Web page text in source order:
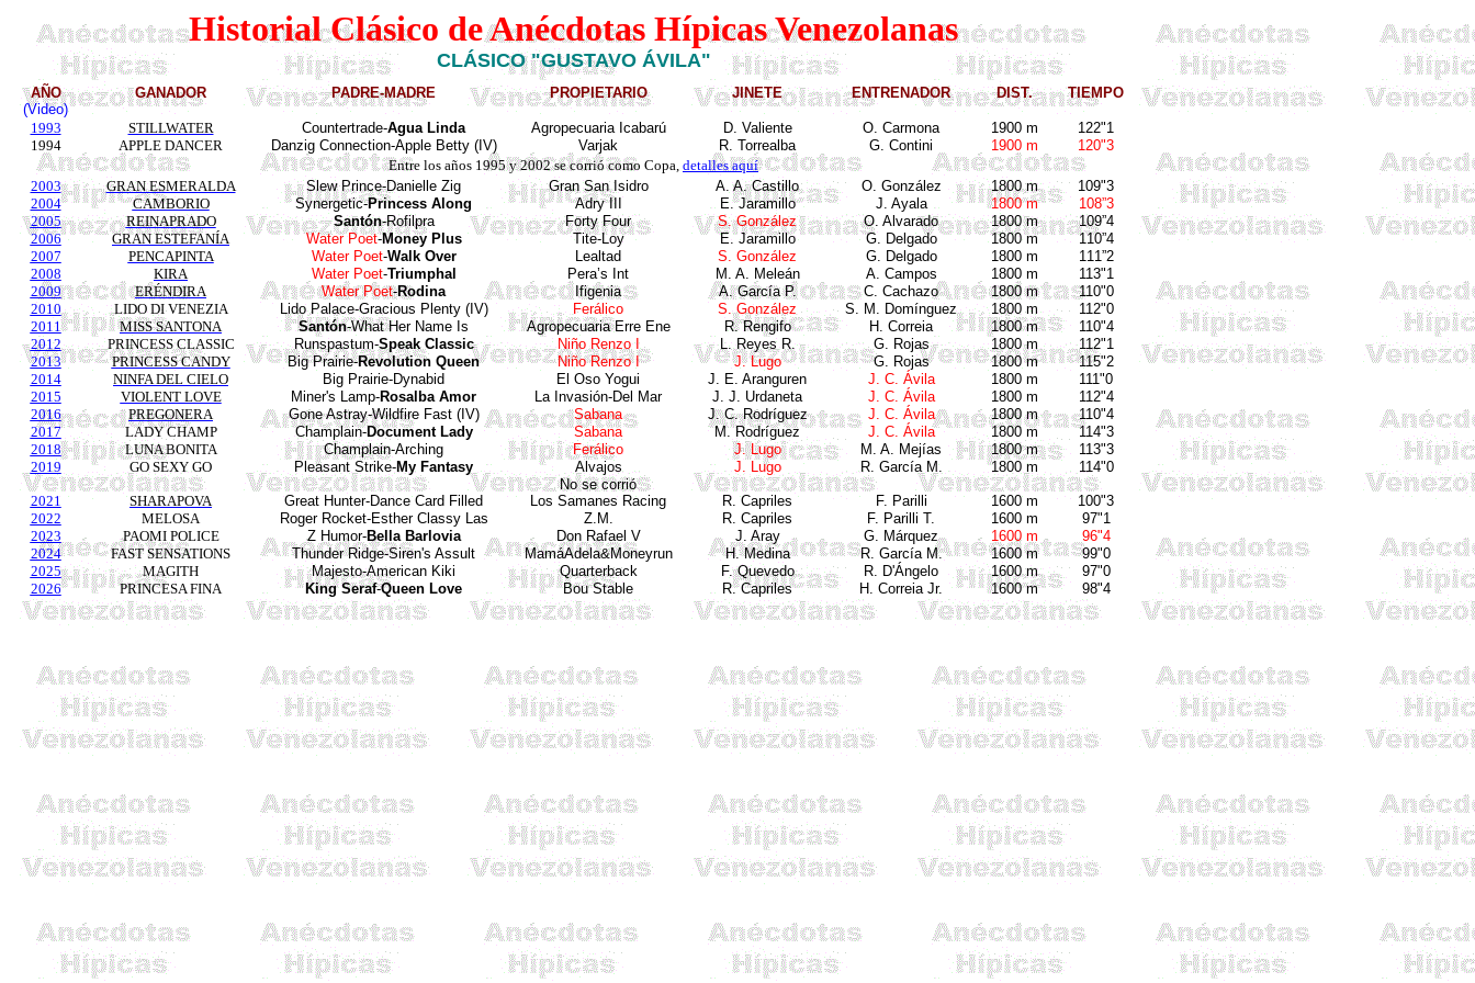
Historial Clásico de Anécdotas Hípicas Venezolanas
CLÁSICO "GUSTAVO ÁVILA"
AÑO
(Video)
GANADOR PADRE-MADRE PROPIETARIO JINETE ENTRENADOR DIST. TIEMPO
1993 STILLWATER Countertrade-Agua Linda Agropecuaria Icabarú D. Valiente O. Carmona 1900 m
122"1
1994
APPLE DANCER DanzigConnection-Apple Betty (IV) Varjak R. Torrealba G. Contini 1900 m
120"3
Entre los años 1995 y 2002 se corrió como Copa, detalles aquí
2003
GRAN ESMERALDA Slew Prince-Danielle Zig Gran San Isidro A. A. Castillo O. González 1800 m
109"3
2004
CAMBORIO Synergetic-Princess Along AdryIII E. Jaramillo J. Ayala 1800 m
108”3
2005
REINAPRADO Santón-Rofilpra Forty Four S. González O. Alvarado 1800 m
109”4
2006
GRAN ESTEFANÍA Water Poet-Money Plus Tite-Loy E. Jaramillo G. Delgado 1800 m
110”4
2007
PENCAPINTA Water Poet-Walk Over Lealtad S. González G. Delgado 1800 m
111”2
2008
KIRA Water Poet-Triumphal Pera’s Int M. A. Meleán A. Campos 1800 m
113"1
2009
ERÉNDIRA Water Poet-Rodina Ifigenia A.GarcíaP. C. Cachazo 1800 m
110"0
2010
LIDO DI VENEZIA LidoPalace-Gracious Plenty(IV) Ferálico S. González S. M. Domínguez 1800 m
112"0
2011
MISS SANTONA Santón-What Her Name Is AgropecuariaErre Ene R.Rengifo H. Correia 1800 m
110"4
2012
PRINCESS CLASSIC Runspastum-Speak Classic Niño Renzo I L. Reyes R. G. Rojas 1800 m
112"1
2013
PRINCESS CANDY Big Prairie-Revolution Queen Niño Renzo I J. Lugo G. Rojas 1800 m
115"2
2014
NINFA DEL CIELO Big Prairie-Dynabid El Oso Yogui J. E. Aranguren J. C. Ávila 1800 m
111"0
2015
VIOLENT LOVE Miner's Lamp-RosalbaAmor La Invasión-Del Mar J. J. Urdaneta J. C. Ávila 1800 m
112"4
2016
PREGONERA Gone Astray-Wildfire Fast (IV) Sabana J. C. Rodríguez J. C. Ávila 1800 m
110"4
2017
LADY CHAMP Champlain-Document Lady Sabana M. Rodríguez J. C. Ávila 1800 m
114"3
2018
LUNA BONITA Champlain-Arching Ferálico J. Lugo M. A. Mejías 1800 m
113"3
2019
GO SEXY GO Pleasant Strike-My Fantasy Alvajos J. Lugo R. GarcíaM. 1800 m
114"0
No secorrió
2021
SHARAPOVA Great Hunter-Dance Card Filled Los Samanes Racing R.Capriles F. Parilli 1600 m
100"3
2022
MELOSA Roger Rocket-Esther Classy Las Z.M. R. Capriles F. Parilli T. 1600 m
97"1
2023
PAOMI POLICE Z Humor-Bella Barlovia Don Rafael V J. Aray G. Márquez 1600 m
96"4
2024
FAST SENSATIONS Thunder Ridge-Siren's Assult MamáAdela&Moneyrun H. Medina R. García M. 1600 m
99"0
2025
MAGITH Majesto-American Kiki Quarterback F. Quevedo R. D'Ángelo 1600 m
97"0
2026
PRINCESA FINA King Seraf-Queen Love Bou Stable R. Capriles H. Correia Jr. 1600 m 98"4